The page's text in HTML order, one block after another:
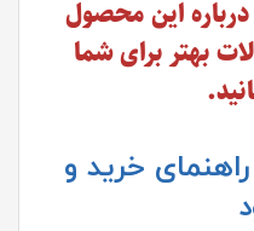
درباره این محصول
بهتر برای شما
راهنمای خرید و